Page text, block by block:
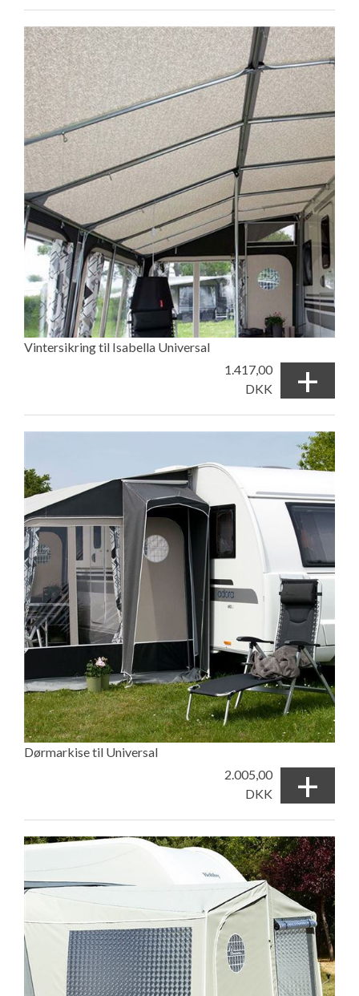
Vintersikring til Isabella Universal
1.417,00
DKK
+
Dørmarkise til Universal
2.005,00
DKK
+